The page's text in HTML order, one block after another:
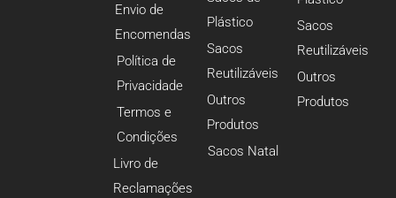
Envio de
Encomendas
Política de
Privacidade
Termos e
Condições
Livro de
Reclamações
Plástico
Sacos
Reutilizáveis
Outros
Produtos
Sacos Natal
Sacos
Reutilizáveis
Outros
Produtos